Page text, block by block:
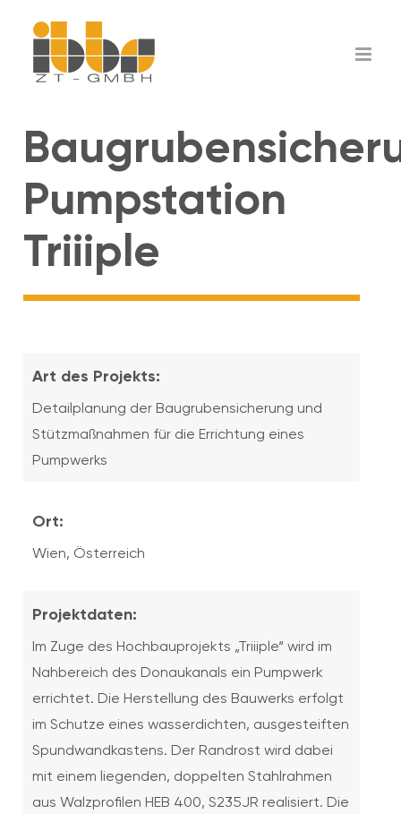
Inhalt
springen
Pumpstation
Triiiple
Art des Projekts:
Detailplanung der Baugrubensicherung und
Stützmaßnahmen für die Errichtung eines
Pumpwerks
Ort:
Wien, Österreich
Projektdaten:
Im Zuge des Hochbauprojekts „Triiiple“ wird im
Nahbereich des Donaukanals ein Pumpwerk
errichtet. Die Herstellung des Bauwerks erfolgt
im Schutze eines wasserdichten, ausgesteiften
Spundwandkastens. Der Randrost wird dabei
mit einem liegenden, doppelten Stahlrahmen
aus Walzprofilen HEB 400, S235JR realisiert. Die